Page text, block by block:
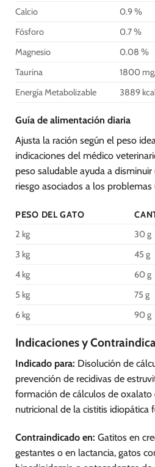
Calcio
0.9 %
Fósforo
0.7 %
Magnesio
0.08 %
Taurina
1800
Energía Metabolizable
3889
Guía de alimentación diaria
Ajusta la ración según el peso
indicaciones del médico
peso saludable ayuda a
riesgo asociados a los problemas
PESO DEL GATO
2 kg
30 g
3 kg
45 g
4 kg
60 g
5 kg
75 g
6 kg
90 g
Indicaciones y
Indicado para: Disolución de
prevención de recidivas de
formación de cálculos de oxalato
nutricional de la cistitis idiopática
Contraindicado en: Gatitos en
gestantes o en lactancia, gatos